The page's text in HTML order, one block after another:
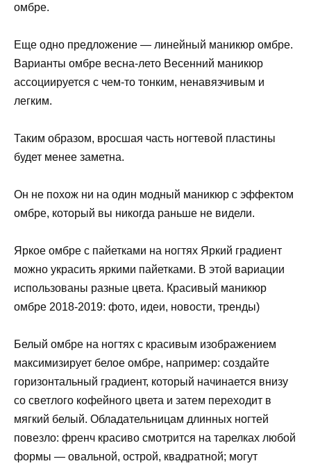
омбре.
Еще одно предложение — линейный маникюр омбре.
Варианты омбре весна-лето Весенний маникюр
ассоциируется с чем-то тонким, ненавязчивым и
легким.
Таким образом, вросшая часть ногтевой пластины
будет менее заметна.
Он не похож ни на один модный маникюр с эффектом
омбре, который вы никогда раньше не видели.
Яркое омбре с пайетками на ногтях Яркий градиент
можно украсить яркими пайетками. В этой вариации
использованы разные цвета. Красивый маникюр
омбре 2018-2019: фото, идеи, новости, тренды)
Белый омбре на ногтях с красивым изображением
максимизирует белое омбре, например: создайте
горизонтальный градиент, который начинается внизу
со светлого кофейного цвета и затем переходит в
мягкий белый. Обладательницам длинных ногтей
повезло: френч красиво смотрится на тарелках любой
формы — овальной, острой, квадратной; могут